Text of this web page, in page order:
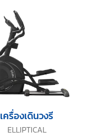
ELLIPTICAL
เครื่องเดินวงรี